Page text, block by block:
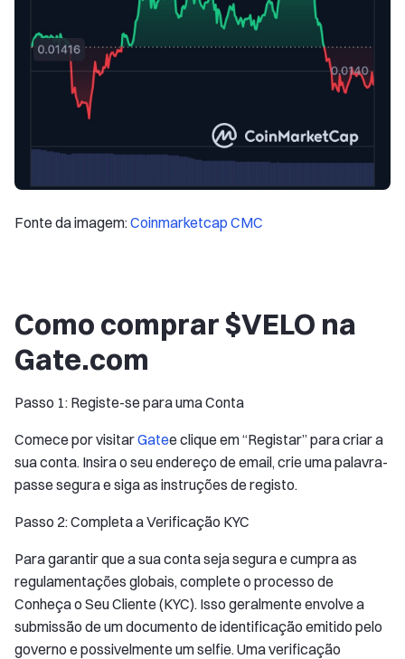
Fonte da imagem:Coinmarketcap CMC
Como comprar $VELO na
Gate.com
Passo 1: Registe-se para uma Conta
Comece por visitarGatee clique em “Registar” para criar a
sua conta. Insira o seu endereço de email, crie uma palavra-
passe segura e siga as instruções de registo.
Passo 2: Completa a Verificação KYC
Para garantir que a sua conta seja segura e cumpra as
regulamentações globais, complete o processo de
Conheça o Seu Cliente (KYC). Isso geralmente envolve a
submissão de um documento de identificação emitido pelo
governo e possivelmente um selfie. Uma verificação